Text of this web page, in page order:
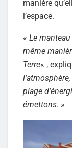
manière
l’espace.
« Le
même
Terre« ,
plage
émettons. »